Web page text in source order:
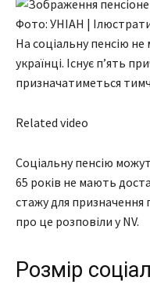
Фото: УНІАН |
На соціальну пенсію
українці. Існує пʼять
призначатиметься
Related video
Соціальну пенсію
65 років не мають
стажу для призначення
про це розповіли у NV.
Розмір